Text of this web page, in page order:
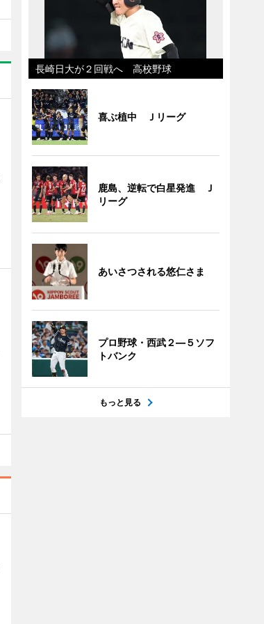
長崎日大が２回戦へ 高校野球
喜ぶ植中 Ｊリーグ
鹿島、逆転で白星発進 Ｊ
リーグ
あいさつされる悠仁さま
プロ野球・西武２―５ソフ
トバンク
もっと見る